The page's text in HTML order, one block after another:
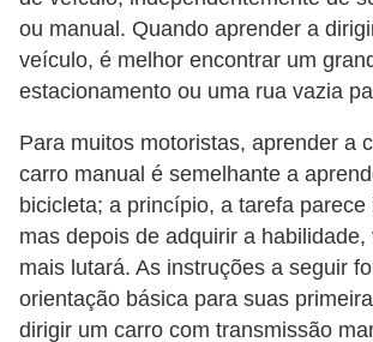
ou manual. Quando aprender a
veículo, é melhor encontrar um
estacionamento ou uma rua vazia
Para muitos motoristas, aprender a
carro manual é semelhante a
bicicleta; a princípio, a tarefa parece
mas depois de adquirir a habilidade,
mais lutará. As instruções a seguir
orientação básica para suas
dirigir um carro com transmissão
l
o
s
M
e
c
â
n
i